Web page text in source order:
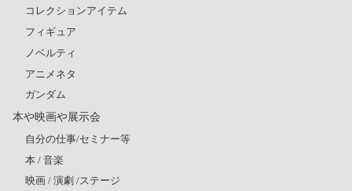
コレクションアイテム
フィギュア
ノベルティ
アニメネタ
ガンダム
本や映画や展示会
自分の仕事/セミナー等
本 / 音楽
映画 / 演劇 /ステージ